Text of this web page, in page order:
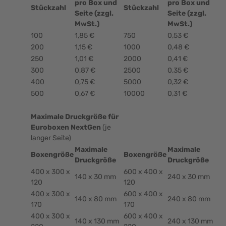
Stückzahl
pro Box und
Seite (zzgl.
MwSt.)
Stückzahl
pro Box und
Seite (zzgl.
MwSt.)
100
1,85 € 750
0,53 €
200
1,15 € 1000
0,48 €
250
1,01 € 2000
0,41 €
300
0,87 € 2500
0,35 €
400
0,75 € 5000
0,32 €
500
0,67 € 10000 0,31 €
Maximale Druckgröße für
Euroboxen NextGen (je
langer Seite)
Boxengröße
Maximale
Druckgröße
Boxengröße
Maximale
Druckgröße
400 x 300 x
120
140 x 30 mm
600 x 400 x
120
240 x 30 mm
400 x 300 x
170
140 x 80 mm
600 x 400 x
170
240 x 80 mm
400 x 300 x
140 x 130 mm
600 x 400 x
240 x 130 mm